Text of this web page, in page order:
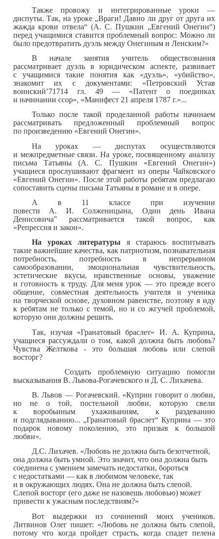
Также провожу и интегрированные уроки —
диспуты. Так, на уроке „Враги! Давно ли друг от друга их
жажда крови отвела“ (А. С. Пушкин „Евгений Онегин“)
перед учащимися ставится проблемный вопрос: Можно ли
было предотвратить дуэль между Онегиным и Ленским?»
В начале занятия учитель обществознания
рассматривает дуэль в юридическом аспекте, развивает
с учащимися такие понятия как «дуэль», «убийство»,
знакомит их с документами: «Петровский Устав
воинский’71714 гл. 49 — «Патент о поединках
и начинании ссор», «Манифест 21 апреля 1787 г.»...
Только после такой проделанной работы начинаем
рассматривать предложенный проблемный вопрос
по произведению «Евгений Онегин».
На уроках — диспутах осуществляются
и межпредметные связи. На уроке, посвященному анализу
письма Татьяны (А. С. Пушкин «Евгений Онегин»)
учащиеся прослушивают фрагмент из оперы Чайковского
«Евгений Онегин». После этой работы ребятам предлагаю
сопоставить сцены письма Татьяны в романе и в опере.
А в 11 классе при изучении
повести А. И. Солженицына, Один день Ивана
Денисовича" рассматривается такой вопрос, как
«Репрессия и закон».
На уроках литературы я стараюсь воспитывать
такие важнейшие качества, как патриотизм, познавательная
потребность, потребность в непрерывном
самообразовании, эмоциональная чувствительность,
эстетические вкусы, нравственные основы, уважение
и готовность к труду. Для меня урок — это прежде всего
общение, совместная деятельность учителя и ученика
на творческой основе, духовном равенстве, поэтому я иду
к ребятам не только с темой, но и со жгучей проблемой,
которую они должны решить.
Так, изучая «Гранатовый браслет» И. А. Куприна,
учащиеся рассуждали о том, какой должна быть любовь?
Чувства Желткова - это большая любовь или слепой
восторг?
Создать проблемную ситуацию помогли
высказывания В. Львова-Рогачевского и Д. С. Лихачева.
В. Львов — Рогачевский. «Куприн говорит о любви,
но не о той, постельной любви, которую свели
к воробьиным ухаживаниям, к раздеванию
и подглядыванию... „Гранатовый браслет“ Куприна — это
подарок новому поколению, это призыв к большой
любви».
Д.С. Лихачев. «Любовь не должна быть безотчетной,
она должна быть умной. Это значит, что она должна быть
соединена с умением замечать недостатки, бороться
с недостатками — как в любимом человеке, так
и в окружающих людях. Она не должна быть слепой.
Слепой восторг (его даже не назовешь любовью) может
привести к ужасным последствиям?»
Вот выдержки из сочинений моих учеников.
Литвинов Олег пишет: «Любовь не должна быть слепой,
потому что когда пройдет страсть, когда спадет пелена